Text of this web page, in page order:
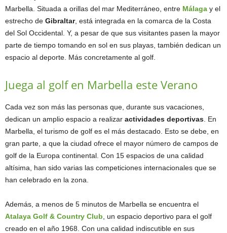
Marbella. Situada a orillas del mar Mediterráneo, entre Málaga y el
estrecho de Gibraltar, está integrada en la comarca de la Costa
del Sol Occidental. Y, a pesar de que sus visitantes pasen la mayor
parte de tiempo tomando en sol en sus playas, también dedican un
espacio al deporte. Más concretamente al golf.
Juega al golf en Marbella este Verano
Cada vez son más las personas que, durante sus vacaciones,
dedican un amplio espacio a realizar actividades deportivas . En
Marbella, el turismo de golf es el más destacado. Esto se debe, en
gran parte, a que la ciudad ofrece el mayor número de campos de
golf de la Europa continental. Con 15 espacios de una calidad
altísima, han sido varias las competiciones internacionales que se
han celebrado en la zona.
Además, a menos de 5 minutos de Marbella se encuentra el
Atalaya Golf & Country Club , un espacio deportivo para el golf
creado en el año 1968. Con una calidad indiscutible en sus